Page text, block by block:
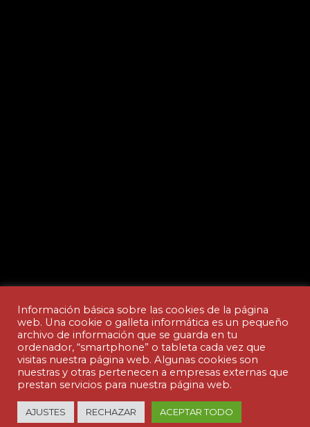
Aviso legal y Política de privacidad
© Copyright - ACADEMIA CEDES | made by
nuteco
Información básica sobre las cookies de la página
web. Una cookie o galleta informática es un pequeño
archivo de información que se guarda en tu
ordenador, “smartphone” o tableta cada vez que
visitas nuestra página web. Algunas cookies son
nuestras y otras pertenecen a empresas externas que
prestan servicios para nuestra página web.
AJUSTES RECHAZAR ACEPTAR TODO